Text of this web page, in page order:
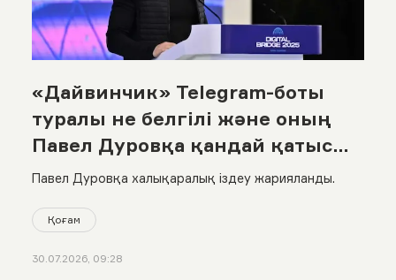
«Дайвинчик» Telegram-боты
туралы не белгілі және оның
Павел Дуровқа қандай қатысы
бар?
Павел Дуровқа халықаралық іздеу жарияланды.
Қоғам
30.07.2026, 09:28